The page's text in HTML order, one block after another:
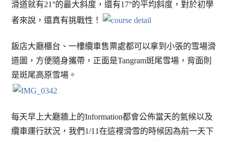
滑道就有21°的最大斜度，還有17°的平均斜度，對於初學
者來說，還真有挑戰性！
飯店大廳櫃台、一樓纜車售票處都可以拿到小張的雪場滑
道圖，方便隨身攜帶，正面是Tangram斑尾雪場，背面則
是斑尾高原雪場。
每天早上大廳牆上的Information都會公佈當天的氣候以及
纜車運行狀況，我們1/11在這裡滑雪的時候因為前一天下